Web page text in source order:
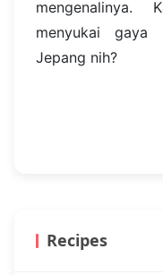
menyukai gaya
Jepang nih?
Recipes